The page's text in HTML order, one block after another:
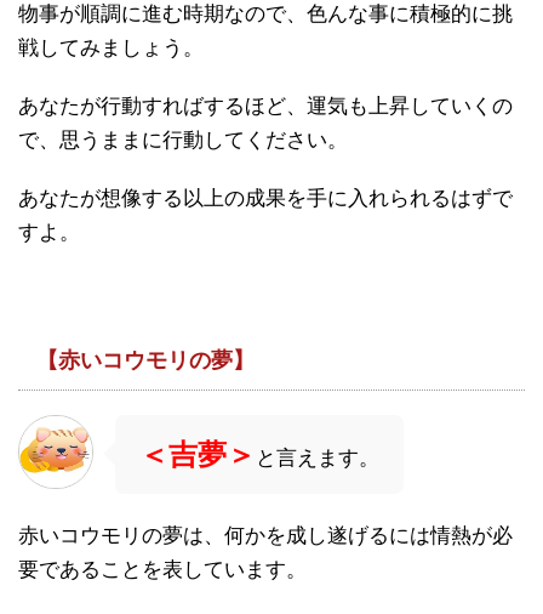
物事が順調に進む時期なので、色んな事に積極的に挑
戦してみましょう。
あなたが行動すればするほど、運気も上昇していくの
で、思うままに行動してください。
あなたが想像する以上の成果を手に入れられるはずで
すよ。
【赤いコウモリの夢】
＜吉夢＞ と言えます。
赤いコウモリの夢は、何かを成し遂げるには情熱が必
要であることを表しています。